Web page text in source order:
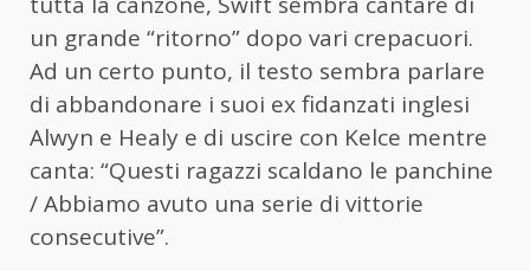
un grande “ritorno” dopo vari crepacuori.
Ad un certo punto, il testo sembra parlare
di abbandonare i suoi ex fidanzati inglesi
Alwyn e Healy e di uscire con Kelce mentre
canta: “Questi ragazzi scaldano le panchine
/ Abbiamo avuto una serie di vittorie
consecutive”.